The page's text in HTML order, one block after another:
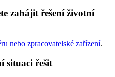
zahájit řešení životní
nebo zpracovatelské zařízení.
situaci řešit